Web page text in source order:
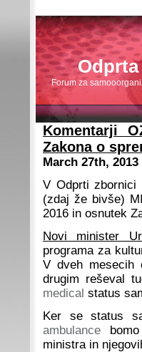
Forum za
Komentarji
Zakona o
March 27th, 2013
V Odprti zbornici
(zdaj že bivše)
2016 in osnutek
Novi minister
programa za
V dveh mesecih
drugim reševal
medical status
Ker se status
ambulance
ministra in